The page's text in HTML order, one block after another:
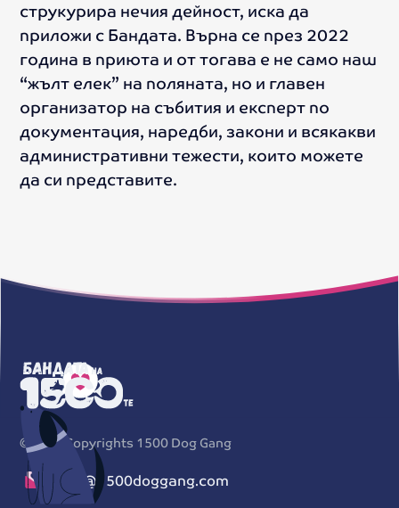
струкурира нечия дейност, иска да
приложи с Бандата. Върна се през 2022
година в приюта и от тогава е не само наш
“жълт елек” на поляната, но и главен
организатор на събития и експерт по
документация, наредби, закони и всякакви
административни тежести, които можете
да си представите.
©2026 Copyrights 1500 Dog Gang
info@1500doggang.com